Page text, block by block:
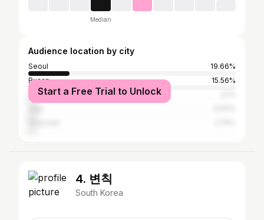
Median
Audience location by city
Seoul
19.66%
Busan
15.56%
Daegu
Start a Free Trial to Unlock
4. 변칙
South Korea